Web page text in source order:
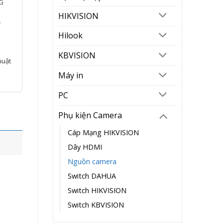
HIKVISION
Hilook
KBVISION
Máy in
PC
Phụ kiện Camera
Cáp Mạng HIKVISION
Dây HDMI
Nguồn camera
Switch DAHUA
Switch HIKVISION
Switch KBVISION